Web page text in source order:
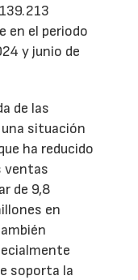
en el periodo
y junio de
de las
situación
ha reducido
ventas
de 9,8
en
soporta la